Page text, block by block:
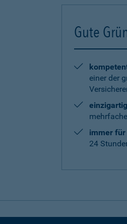
Gute
einer der
immer
24